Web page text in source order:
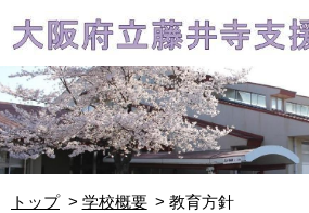
トップ 学校概要 教育方針